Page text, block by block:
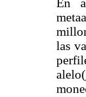
En
las
alelo(